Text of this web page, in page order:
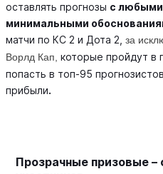
оставлять прогнозы с
минимальными
матчи по КС 2 и Дота 2, за
Ворлд Кап, которые пройдут в
попасть в топ-95
прибыли.
Прозрачные призовые –